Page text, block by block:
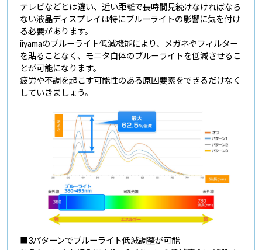
テレビなどとは違い、近い距離で長時間見続けなければなら
ない液晶ディスプレイは特にブルーライトの影響に気を付け
る必要があります。
iiyamaのブルーライト低減機能により、メガネやフィルター
を貼ることなく、モニタ自体のブルーライトを低減させるこ
とが可能になります。
疲労や不調を起こす可能性のある原因要素をできるだけなく
していきましょう。
■3パターンでブルーライト低減調整が可能